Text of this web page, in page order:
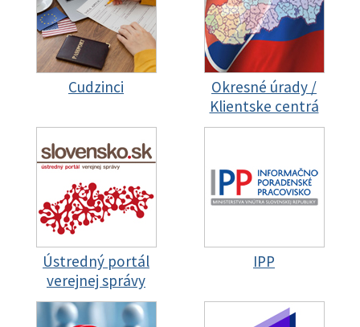
Cudzinci
Okresné úrady /
Klientske centrá
Ústredný portál
verejnej správy
IPP